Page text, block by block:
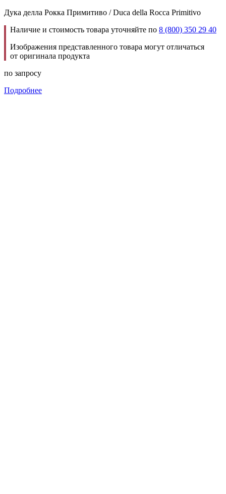
Дука делла Рокка Примитиво / Duca della Rocca Primitivo
Наличие и стоимость товара уточняйте по 8 (800) 350 29 40
Изображения представленного товара могут отличаться
от оригинала продукта
по запросу
Подробнее